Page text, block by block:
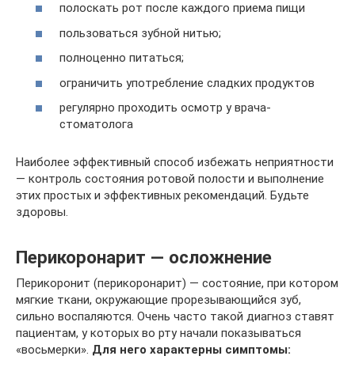
полоскать рот после каждого приема пищи
пользоваться зубной нитью;
полноценно питаться;
ограничить употребление сладких продуктов
регулярно проходить осмотр у врача-
стоматолога
Наиболее эффективный способ избежать неприятности
— контроль состояния ротовой полости и выполнение
этих простых и эффективных рекомендаций. Будьте
здоровы.
Перикоронарит — осложнение
Перикоронит (перикоронарит) — состояние, при котором
мягкие ткани, окружающие прорезывающийся зуб,
сильно воспаляются. Очень часто такой диагноз ставят
пациентам, у которых во рту начали показываться
«восьмерки». Для него характерны симптомы: